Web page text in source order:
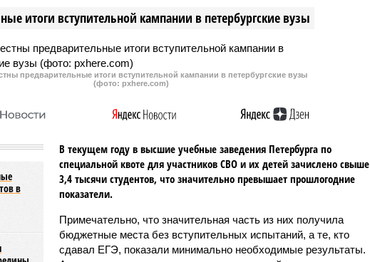
итоги вступительной кампании в петербургские вузы
предварительные итоги вступительной кампании в петербургские вузы
(фото: pxhere.com)
в
В текущем году в высшие учебные заведения Петербурга по
специальной квоте для участников СВО и их детей зачислено свыше
3,4 тысячи студентов, что значительно превышает прошлогодние
показатели.
Примечательно, что значительная часть из них получила
бюджетные места без вступительных испытаний, а те, кто
сдавал ЕГЭ, показали минимально необходимые результаты.